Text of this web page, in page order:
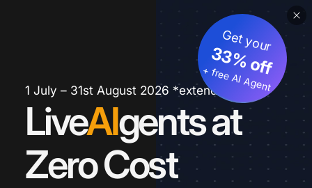
1 July – 31st August 2026 *extended
LiveAIgents at
Zero Cost
Get your
33% off
+ free AI Agent